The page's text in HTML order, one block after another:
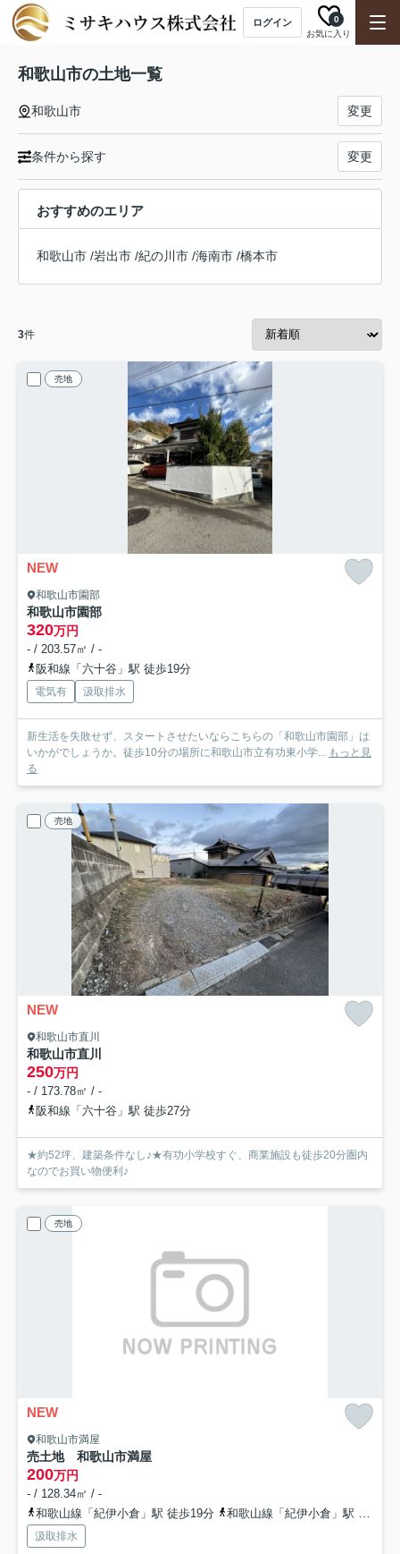
ログイン
お気に入り
0
和歌山市の土地一覧
和歌山市 変更
条件から探す 変更
おすすめのエリア
和歌山市 /岩出市 /紀の川市 /海南市 /橋本市
3件
売地
NEW
和歌山市園部
和歌山市園部
320万円
- / 203.57㎡ / -
阪和線「六十谷」駅 徒歩19分
電気有 汲取排水
新生活を失敗せず、スタートさせたいならこちらの「和歌山市園部」は
いかがでしょうか。徒歩10分の場所に和歌山市立有功東小学... もっと見
る
売地
NEW
和歌山市直川
和歌山市直川
250万円
- / 173.78㎡ / -
阪和線「六十谷」駅 徒歩27分
★約52坪、建築条件なし♪★有功小学校すぐ、商業施設も徒歩20分圏内
なのでお買い物便利♪
売地
NEW
和歌山市満屋
売土地 和歌山市満屋
200万円
- / 128.34㎡ / -
和歌山線「紀伊小倉」駅 徒歩19分
和歌山線「紀伊小倉」駅 徒歩24分
汲取排水